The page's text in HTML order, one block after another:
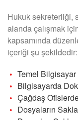
Hukuk sekreterliği,
alanda çalışmak
kapsamında
içeriği şu şekildedir:
Temel Bilgisayar
Bilgisayarda
Çağdaş
Dosyaların